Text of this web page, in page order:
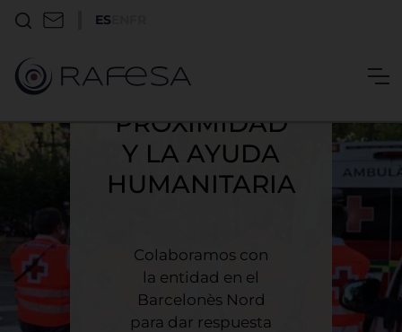
ES
COMPROMISO
CON LA
PROXIMIDAD
Y LA AYUDA
HUMANITARIA
Colaboramos con
la entidad en el
Barcelonès Nord
para dar respuesta